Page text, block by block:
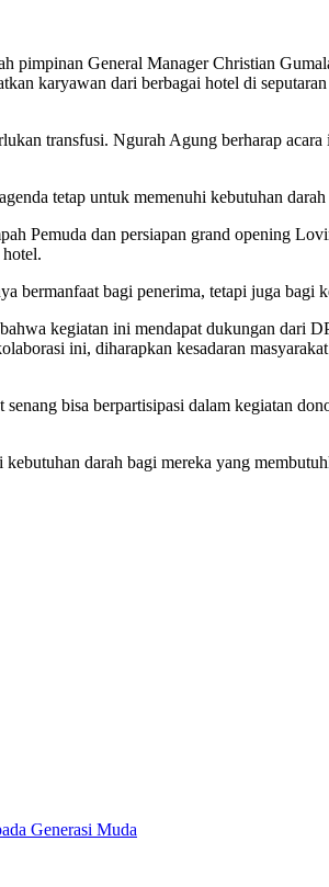
General Manager Christian
karyawan dari berbagai hotel di
transfusi. Ngurah Agung berharap
tetap untuk memenuhi kebutuhan
Pemuda dan persiapan grand opening
bagi penerima, tetapi juga bagi
kegiatan ini mendapat dukungan dari
ini, diharapkan kesadaran
bisa berpartisipasi dalam kegiatan
darah bagi mereka yang
Generasi Muda